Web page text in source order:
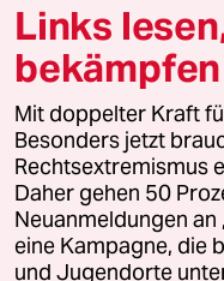
© 2026 taz Verlags und
Alle Rechte vorbehalten. Bei
wenden Sie sich bitte an
Feedback
Leitlinie Informant
Links
bekämpfen
Mit doppelter Kraft
Besonders jetzt
Rechtsextremismus
Daher gehen 50
Neuanmeldungen an
eine Kampagne, die
und Jugendorte